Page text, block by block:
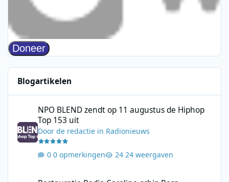
Blogartikelen
NPO BLEND zendt op 11 augustus de Hiphop
Top 153 uit
Doorde redactie in Radionieuws
0 opmerkingen 24 weergaven